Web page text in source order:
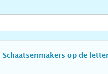
Schaatsenmakers op de